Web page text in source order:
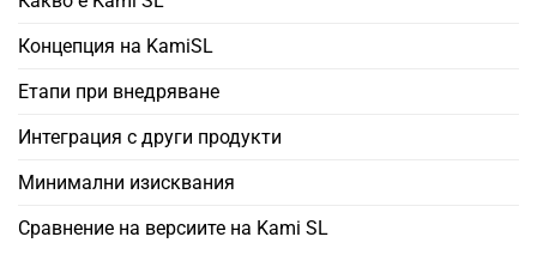
Концепция на KamiSL
Етапи при внедряване
Интеграция с други продукти
Минимални изисквания
Сравнение на версиите на Kami SL